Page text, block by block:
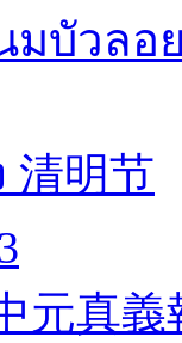
มบัวลอ
清明节
元真義